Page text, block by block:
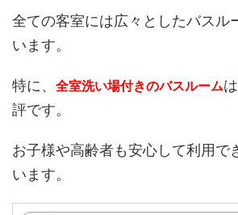
全ての客室には広々としたバスル
います。
特に、 全室洗い場付きのバスルーム
評です。
お子様や高齢者も安心して利用で
います。